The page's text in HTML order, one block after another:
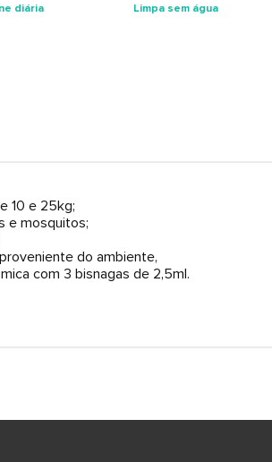
diária Limpa sem água
10 e 25kg;
e mosquitos;
do ambiente,
com 3 bisnagas de 2,5ml.